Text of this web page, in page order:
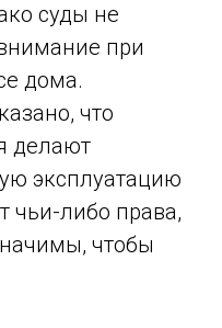
суды не
при
дома.
что
делают
эксплуатацию
чьи-либо права,
чтобы